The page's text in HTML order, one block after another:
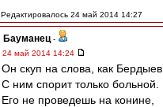
Редактировалось 24 май 2014 14:27
Бауманец -
24 май 2014 14:24
Он скуп на слова, как Бердыев,
С ним спорит только больной.
Его не проведешь на конине,